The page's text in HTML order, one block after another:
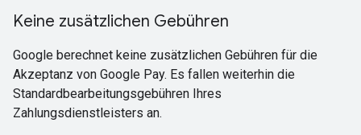
Keine zusätzlichen Gebühren
Google berechnet keine zusätzlichen Gebühren für die
Akzeptanz von Google Pay. Es fallen weiterhin die
Standardbearbeitungsgebühren Ihres
Zahlungsdienstleisters an.